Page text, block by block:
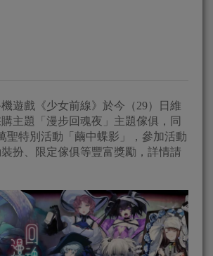
遊戲《少女前線》於今（29）日維
主題「漫步回魂夜」主題傢俱，同
聖特別活動「繭中蝶影」，參加活動
扮、限定傢俱等豐富獎勵，詳情請